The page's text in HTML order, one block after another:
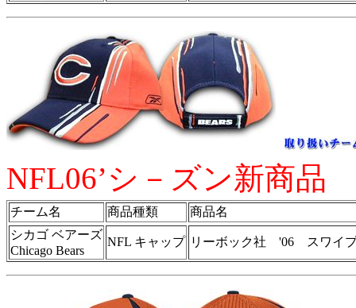
NFL06’シ－ズン新商品
チーム名 商品種類
商品名
シカゴ ベアーズ
Chicago Bears
NFL キャップ リーボック社 '06 スワイ